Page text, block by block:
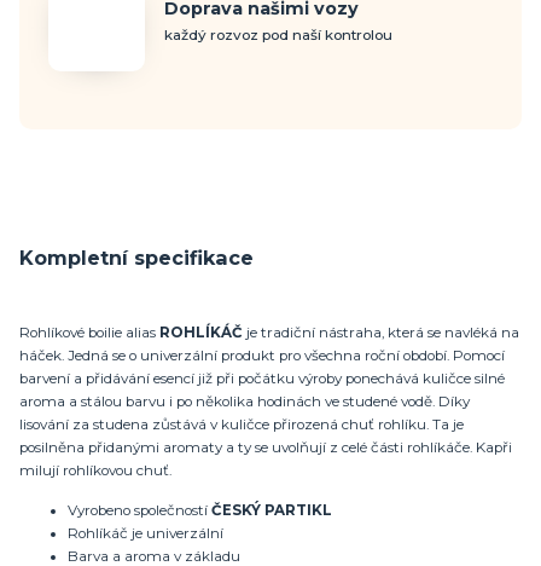
Doprava našimi vozy
každý rozvoz pod naší kontrolou
Kompletní specifikace
Rohlíkové boilie alias ROHLÍKÁČ je tradiční nástraha, která se navléká na
háček. Jedná se o univerzální produkt pro všechna roční období. Pomocí
barvení a přidávání esencí již při počátku výroby ponechává kuličce silné
aroma a stálou barvu i po několika hodinách ve studené vodě. Díky
lisování za studena zůstává v kuličce přirozená chuť rohlíku. Ta je
posilněna přidanými aromaty a ty se uvolňují z celé části rohlíkáče. Kapři
milují rohlíkovou chuť.
Vyrobeno společností ČESKÝ PARTIKL
Rohlíkáč je univerzální
Barva a aroma v základu